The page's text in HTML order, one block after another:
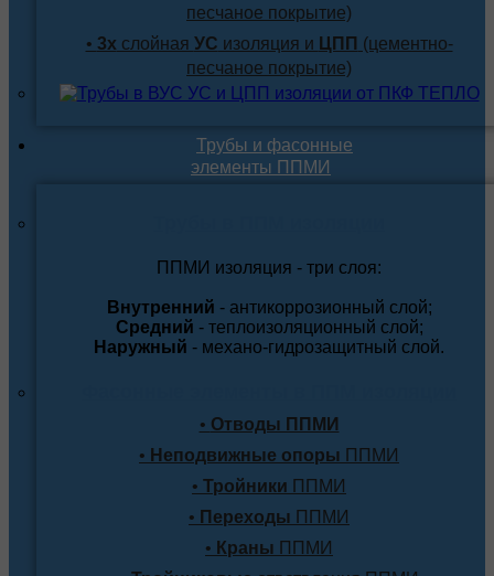
песчаное покрытие)
• 3х слойная УС изоляция и ЦПП (цементно-
песчаное покрытие)
Трубы и фасонные
элементы ППМИ
ППМИ изоляция - три слоя:
Внутренний - антикоррозионный слой;
Средний - теплоизоляционный слой;
Наружный - механо-гидрозащитный слой.
• Отводы ППМИ
• Неподвижные опоры ППМИ
• Тройники ППМИ
• Переходы ППМИ
• Краны ППМИ